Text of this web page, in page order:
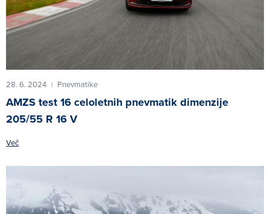
28. 6. 2024 | Pnevmatike
AMZS test 16 celoletnih pnevmatik dimenzije
205/55 R 16 V
Več